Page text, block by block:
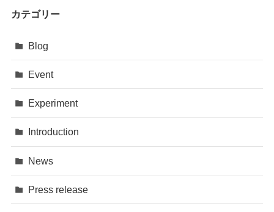
カテゴリー
Blog
Event
Experiment
Introduction
News
Press release